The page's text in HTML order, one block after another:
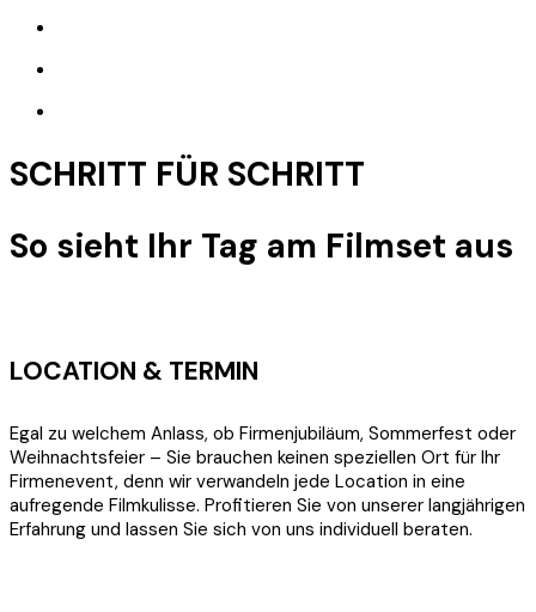
SCHRITT FÜR SCHRITT
So sieht Ihr Tag am Filmset aus
LOCATION & TERMIN
Egal zu welchem Anlass, ob Firmenjubiläum, Sommerfest oder
Weihnachtsfeier – Sie brauchen keinen speziellen Ort für Ihr
Firmenevent, denn wir verwandeln jede Location in eine
aufregende Filmkulisse. Profitieren Sie von unserer langjährigen
Erfahrung und lassen Sie sich von uns individuell beraten.